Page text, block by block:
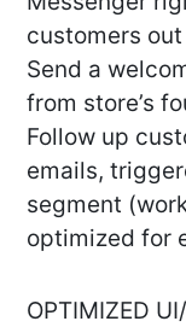
customers
Send a
from store’s
Follow up
emails,
segment
optimized for
OPTIMIZED